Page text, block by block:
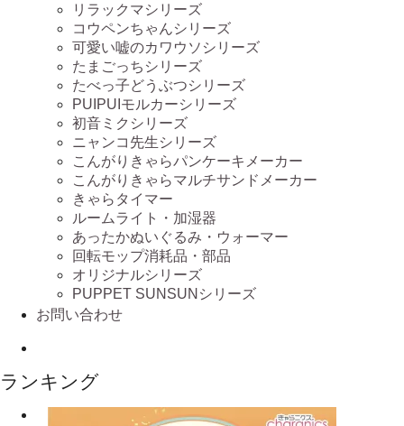
リラックマシリーズ
コウペンちゃんシリーズ
可愛い嘘のカワウソシリーズ
たまごっちシリーズ
たべっ子どうぶつシリーズ
PUIPUIモルカーシリーズ
初音ミクシリーズ
ニャンコ先生シリーズ
こんがりきゃらパンケーキメーカー
こんがりきゃらマルチサンドメーカー
きゃらタイマー
ルームライト・加湿器
あったかぬいぐるみ・ウォーマー
回転モップ消耗品・部品
オリジナルシリーズ
PUPPET SUNSUNシリーズ
お問い合わせ
ランキング